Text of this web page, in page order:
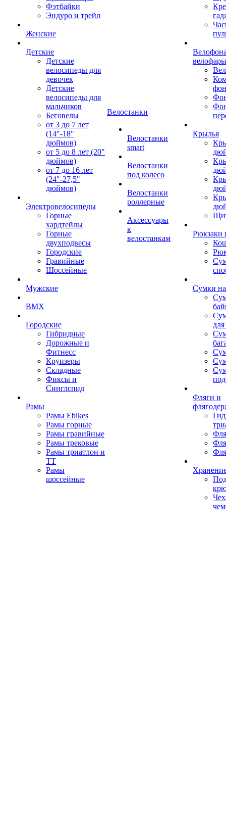
Фэтбайки
Эндуро и трейл
Женские
Детские
Детские
велосипеды для
девочек
Детские
велосипеды для
мальчиков
Беговелы
от 3 до 7 лет
(14"-18"
дюймов)
от 5 до 8 лет (20"
дюймов)
от 7 до 16 лет
(24"-27,5"
дюймов)
Электровелосипеды
Горные
хардтейлы
Горные
двухподвесы
Городские
Гравийные
Шоссейные
Мужские
BMX
Городские
Гибридные
Дорожные и
Фитнесс
Круизеры
Складные
Фиксы и
Синглспид
Рамы
Рамы Ebikes
Рамы горные
Рамы гравийные
Рамы трековые
Рамы триатлон и
ТТ
Рамы
шоссейные
Велостанки
Велостанки
smart
Велостанки
под колесо
Велостанки
роллерные
Аксессуары
к
велостанкам
велофары
Крылья
Рюкзаки
Сумки
Фляги и